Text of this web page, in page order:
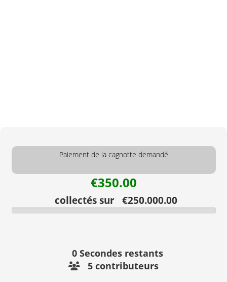
Paiement de la cagnotte demandé
€350.00
collectés sur €250.000.00
0Secondes restants
5 contributeurs